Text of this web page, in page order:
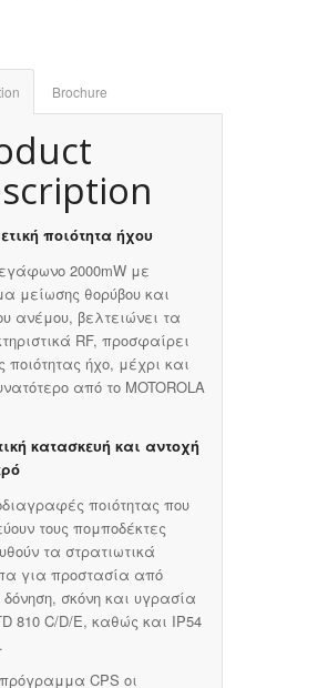
Brochure
ποιότητα ήχου
2000mW με
μείωσης θορύβου και
ανέμου, βελτειώνει τα
RF, προσφαίρει
ποιότητας ήχο, μέχρι και
από το MOTOROLA
κατασκευή και αντοχή
ποιότητας που
τους πομποδέκτες
τα στρατιωτικά
για προστασία από
δόνηση, σκόνη και υγρασία
810 C/D/E, καθώς και IP54
CPS οι